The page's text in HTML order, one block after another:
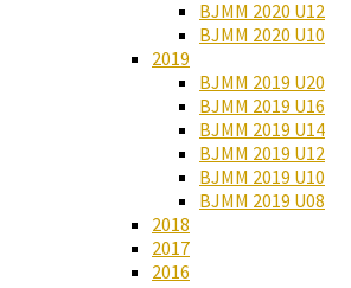
BJMM 2020 U12
BJMM 2020 U10
2019
BJMM 2019 U20
BJMM 2019 U16
BJMM 2019 U14
BJMM 2019 U12
BJMM 2019 U10
BJMM 2019 U08
2018
2017
2016